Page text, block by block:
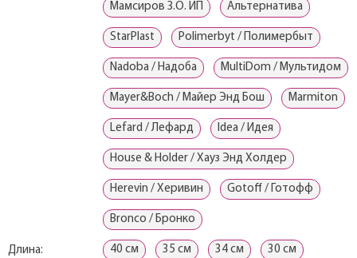
Мамсиров З.О. ИП Альтернатива
StarPlast Polimerbyt / Полимербыт
Nadoba / Надоба MultiDom / Мультидом
Mayer&Boch / Майер Энд Бош Marmiton
Lefard / Лефард Idea / Идея
House & Holder / Хауз Энд Холдер
Herevin / Херивин Gotoff / Готофф
Bronco / Бронко
Длина: 40 см 35 см 34 см 30 см